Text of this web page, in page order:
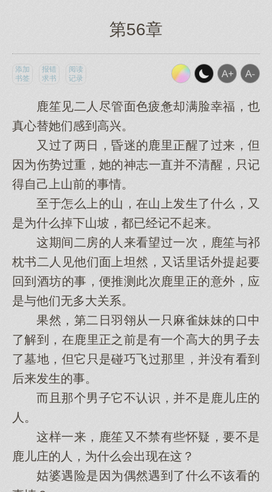
第56章
添加
书签
报错
求书
阅读
记录
鹿笙见二人尽管面色疲惫却满脸幸福，也
真心替她们感到高兴。
又过了两日，昏迷的鹿里正醒了过来，但
因为伤势过重，她的神志一直并不清醒，只记
得自己上山前的事情。
至于怎么上的山，在山上发生了什么，又
是为什么掉下山坡，都已经记不起来。
这期间二房的人来看望过一次，鹿笙与祁
枕书二人见他们面上坦然，又话里话外提起要
回到酒坊的事，便推测此次鹿里正的意外，应
是与他们无多大关系。
果然，第二日羽翎从一只麻雀妹妹的口中
了解到，在鹿里正之前是有一个高大的男子去
了墓地，但它只是碰巧飞过那里，并没有看到
后来发生的事。
而且那个男子它不认识，并不是鹿儿庄的
人。
这样一来，鹿笙又不禁有些怀疑，要不是
鹿儿庄的人，为什么会出现在这？
姑婆遇险是因为偶然遇到了什么不该看的